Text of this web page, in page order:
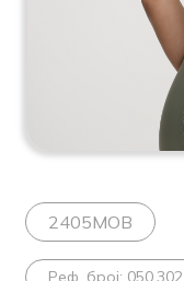
2405MOB
Реф. број: 050.302